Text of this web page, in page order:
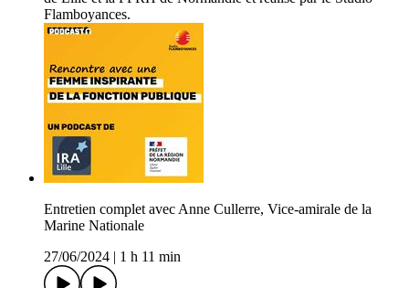
Flamboyances.
Entretien complet avec Anne Cullerre, Vice-amirale de la
Marine Nationale
27/06/2024
1 h 11 min